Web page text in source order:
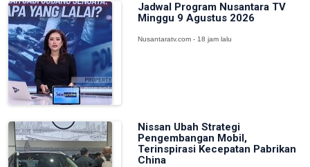
Jadwal Program Nusantara TV
Minggu 9 Agustus 2026
Nusantaratv.com - 18 jam lalu
Nissan Ubah Strategi
Pengembangan Mobil,
Terinspirasi Kecepatan Pabrikan
China